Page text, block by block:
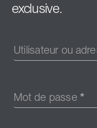
exclusive.
Utilisateur ou
Mot de passe *